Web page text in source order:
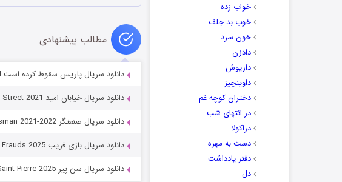
خواب زده
خوب بد جلف
خون سرد
دادزن
داریوش
داوینچیز
دختران کوچه غم
در انتهای شب
دراکولا
دست به مهره
دفتر یادداشت
دل
مطالب پیشنهادی
دانلود سریال پاریس سقوط کرده است Paris Has Fallen 2024
دانلود سریال خیابان امید Hope Street 2021
دانلود سریال صنعتگر The Craftsman 2021-2022
دانلود سریال بازی فریب Frauds 2025
دانلود سریال سن پیر Saint-Pierre 2025